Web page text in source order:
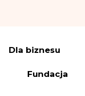
Dane osobowe
(polegający na
Dla biznesu
Fundacja